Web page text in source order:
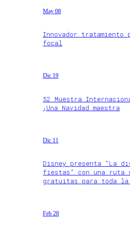
May 08
Innovador
focal
Dic 19
52 Muestra
¡Una Navidad maestra
Dic 11
Disney presenta “La
fiestas” con una ruta
gratuitas para toda
Feb 28